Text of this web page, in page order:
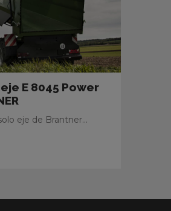
E 8045 Power
eje de Brantner...